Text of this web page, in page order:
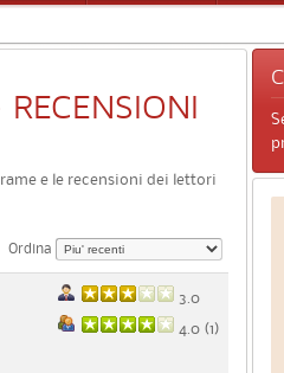
e le recensioni dei lettori
Ordina
3.0
4.0 (1)